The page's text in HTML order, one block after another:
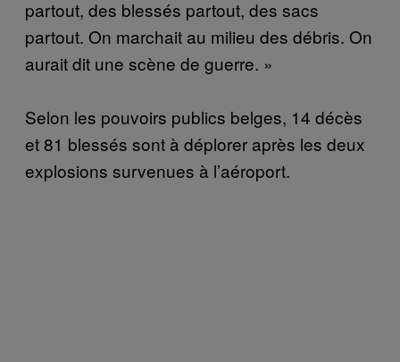
partout, des blessés partout, des sacs
partout. On marchait au milieu des débris. On
aurait dit une scène de guerre. »
Selon les pouvoirs publics belges, 14 décès
et 81 blessés sont à déplorer après les deux
explosions survenues à l’aéroport.